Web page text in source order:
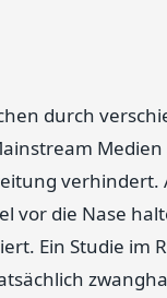
durch
verhindert.
vor die Nase
Ein Studie im